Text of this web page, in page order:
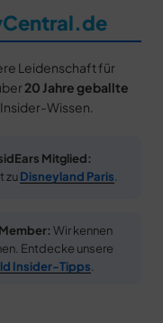
Leidenschaft für
20 Jahre geballte
Wissen.
Mitglied:
zuDisneyland Paris
Wir kennen
Entdecke unsere
Insider-Tipps